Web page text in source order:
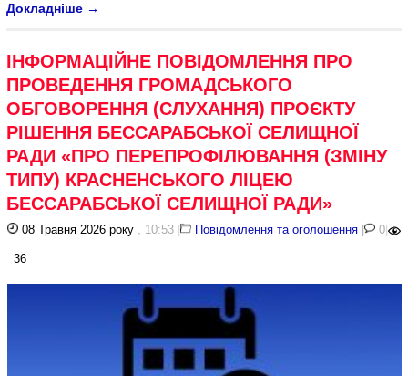
Докладніше →
ІНФОРМАЦІЙНЕ ПОВІДОМЛЕННЯ ПРО
ПРОВЕДЕННЯ ГРОМАДСЬКОГО
ОБГОВОРЕННЯ (СЛУХАННЯ) ПРОЄКТУ
РІШЕННЯ БЕССАРАБСЬКОЇ СЕЛИЩНОЇ
РАДИ «ПРО ПЕРЕПРОФІЛЮВАННЯ (ЗМІНУ
ТИПУ) КРАСНЕНСЬКОГО ЛІЦЕЮ
БЕССАРАБСЬКОЇ СЕЛИЩНОЇ РАДИ»
08 Травня 2026 року , 10:53 | Повідомлення та оголошення | 0 |
36